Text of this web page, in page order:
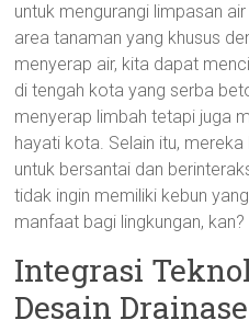
untuk mengurangi limpasan
area tanaman yang khusus
menyerap air, kita dapat
di tengah kota yang serba
menyerap limbah tetapi juga
hayati kota. Selain itu,
untuk bersantai dan
tidak ingin memiliki kebun
manfaat bagi lingkungan, kan?
Integrasi
Desain Drainase